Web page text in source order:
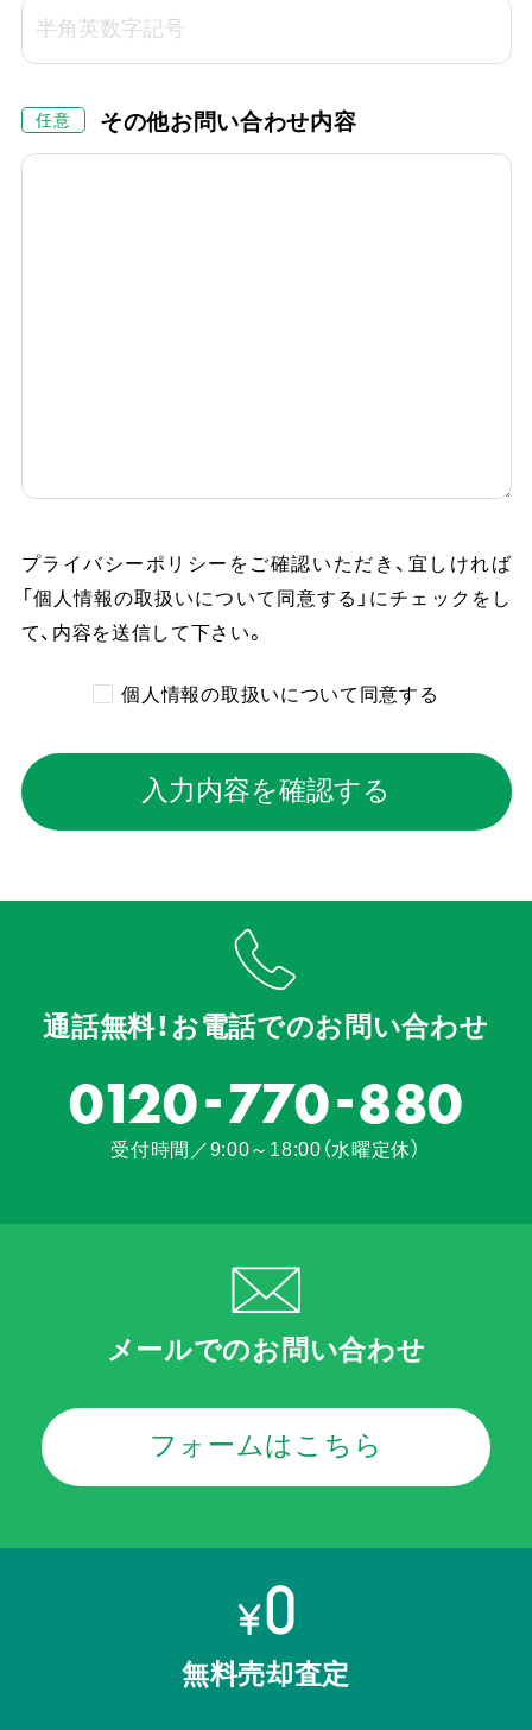
その他お問い合わせ内容
プライバシーポリシーをご確認いただき、 宜しければ
「個人情報の取扱いについて同意する」にチェックをし
て、内容を送信して下さい。
個人情報の取扱いについて同意する
入力内容を確認する
通話無料！お電話でのお問い合わせ
0120-770-880
受付時間／9:00～18:00（水曜定休）
メールでのお問い合わせ
フォームはこちら
無料売却査定